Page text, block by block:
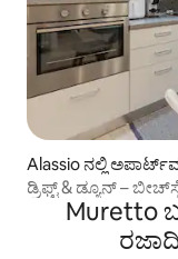
Alassio ನಲ್ಲಿ
ಡ್ರಿಫ್ಟ್ & ಡ್ಯೂನ್ –
Muretto